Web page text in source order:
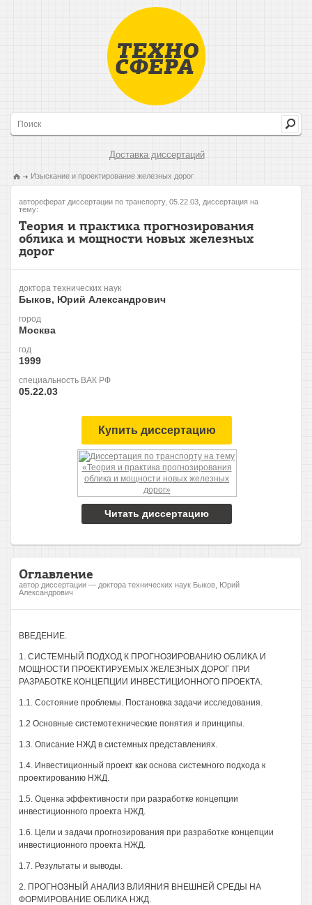
Доставка диссертаций
Изыскание и проектирование железных дорог
автореферат диссертации по транспорту, 05.22.03, диссертация на
тему:
Теория и практика прогнозирования
облика и мощности новых железных
дорог
доктора технических наук
Быков, Юрий Александрович
город
Москва
год
1999
специальность ВАК РФ
05.22.03
Купить диссертацию
Читать диссертацию
Оглавление
автор диссертации — доктора технических наук Быков, Юрий
Александрович
ВВЕДЕНИЕ.
1. СИСТЕМНЫЙ ПОДХОД К ПРОГНОЗИРОВАНИЮ ОБЛИКА И
МОЩНОСТИ ПРОЕКТИРУЕМЫХ ЖЕЛЕЗНЫХ ДОРОГ ПРИ
РАЗРАБОТКЕ КОНЦЕПЦИИ ИНВЕСТИЦИОННОГО ПРОЕКТА.
1.1. Состояние проблемы. Постановка задачи исследования.
1.2 Основные системотехнические понятия и принципы.
1.3. Описание НЖД в системных представлениях.
1.4. Инвестиционный проект как основа системного подхода к
проектированию НЖД.
1.5. Оценка эффективности при разработке концепции
инвестиционного проекта НЖД.
1.6. Цели и задачи прогнозирования при разработке концепции
инвестиционного проекта НЖД.
1.7. Результаты и выводы.
2. ПРОГНОЗНЫЙ АНАЛИЗ ВЛИЯНИЯ ВНЕШНЕЙ СРЕДЫ НА
ФОРМИРОВАНИЕ ОБЛИКА НЖД.